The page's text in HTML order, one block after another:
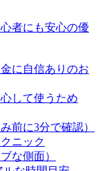
者にも安心の優
に自信ありのお
して使うため
前に3分で確認）
ニック
な側面）